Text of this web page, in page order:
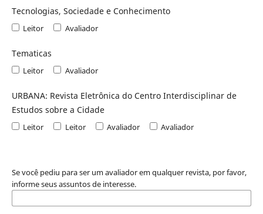
Tecnologias, Sociedade e Conhecimento
Leitor Avaliador
Tematicas
Leitor Avaliador
URBANA: Revista Eletrônica do Centro Interdisciplinar de
Estudos sobre a Cidade
Leitor Leitor Avaliador Avaliador
Se você pediu para ser um avaliador em qualquer revista, por favor,
informe seus assuntos de interesse.